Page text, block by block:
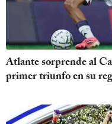
Atlante sorprende al
primer triunfo en su